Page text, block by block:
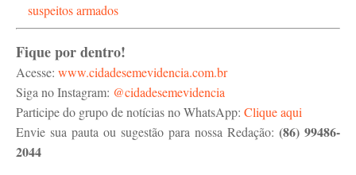
suspeitos armados
Fique por dentro!
Acesse: www.cidadesemevidencia.com.br
Siga no Instagram: @cidadesemevidencia
Participe do grupo de notícias no WhatsApp: Clique aqui
Envie sua pauta ou sugestão para nossa Redação: (86) 99486-
2044